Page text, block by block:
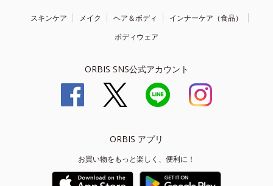
スキンケア メイク ヘア＆ボディ
インナーケア（食品）
ボディウェア
ORBIS SNS公式アカウント
ORBIS アプリ
お買い物をもっと楽しく、便利に！